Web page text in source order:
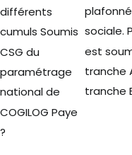
différents
cumuls Soumis
CSG du
paramétrage
national de
COGILOG Paye
?
sociale.
est
tranche
tranche